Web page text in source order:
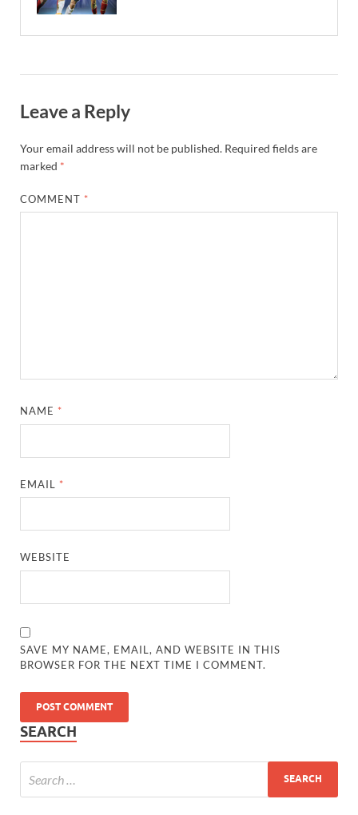
Leave a Reply
Your email address will not be published. Required fields are
marked *
COMMENT *
NAME *
EMAIL *
WEBSITE
SAVE MY NAME, EMAIL, AND WEBSITE IN THIS
BROWSER FOR THE NEXT TIME I COMMENT.
SEARCH